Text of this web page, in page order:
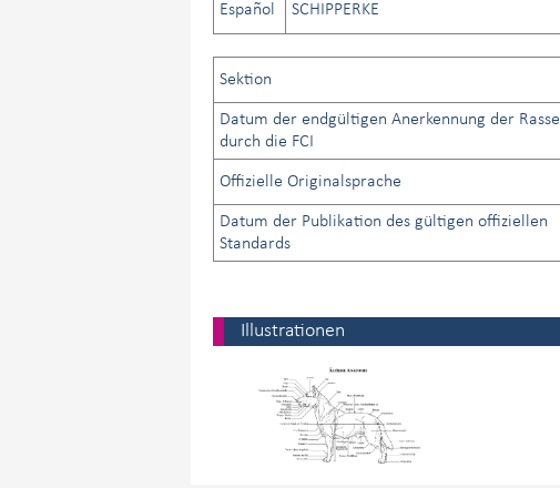
Español SCHIPPERKE
Sektion
Datum der endgültigen Anerkennung der Rasse
durch die FCI
Offizielle Originalsprache
Datum der Publikation des gültigen offiziellen
Standards
Illustrationen